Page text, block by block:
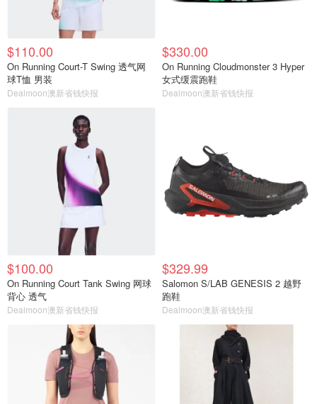
$110.00
On Running Court-T Swing 透气网
球T恤 男装
Dealmoon澳新省钱快报
$330.00
On Running Cloudmonster 3 Hyper
女式缓震跑鞋
Dealmoon澳新省钱快报
$100.00
On Running Court Tank Swing 网球
背心 透气
Dealmoon澳新省钱快报
$329.99
Salomon S/LAB GENESIS 2 越野
跑鞋
Dealmoon澳新省钱快报